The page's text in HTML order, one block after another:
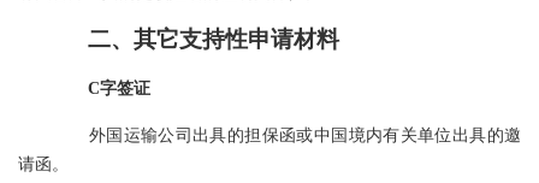
二、其它支持性申请材料
C字签证
外国运输公司出具的担保函或中国境内有关单位出具的邀
请函。